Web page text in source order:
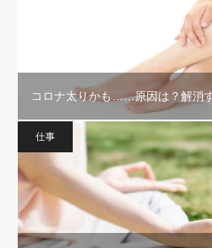
コロナ太りかも……原因は？解消
仕事